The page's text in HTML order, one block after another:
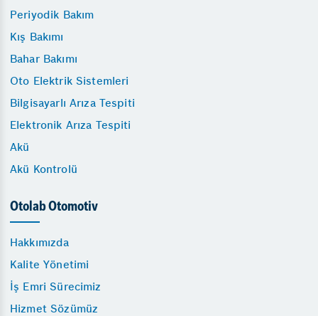
Periyodik Bakım
Kış Bakımı
Bahar Bakımı
Oto Elektrik Sistemleri
Bilgisayarlı Arıza Tespiti
Elektronik Arıza Tespiti
Akü
Akü Kontrolü
Otolab Otomotiv
Hakkımızda
Kalite Yönetimi
İş Emri Sürecimiz
Hizmet Sözümüz